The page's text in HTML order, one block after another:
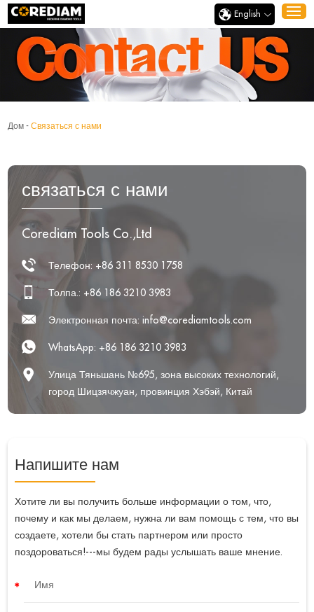
English
Дом -Связаться с нами
связаться с нами
Corediam Tools Co.,Ltd
Телефон: +86 311 8530 1758
Толпа.: +86 186 3210 3983
Электронная почта:info@corediamtools.com
WhatsApp: +86 186 3210 3983
Улица Тяньшань №695, зона высоких технологий,
город Шицзячжуан, провинция Хэбэй, Китай
Напишите нам
Хотите ли вы получить больше информации о том, что,
почему и как мы делаем, нужна ли вам помощь с тем, что вы
создаете, хотели бы стать партнером или просто
поздороваться!---мы будем рады услышать ваше мнение.